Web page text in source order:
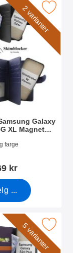
Deksel som
2 varianter
Galaxy
XL Magnet
farge
kr
...
S24 Plus 5G
favoritt5 varianter
/ S25+